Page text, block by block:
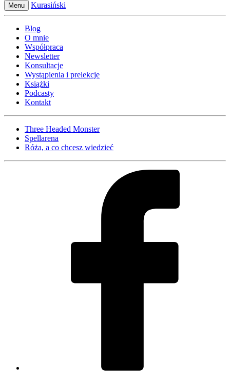
Menu Kurasiński
Blog
O mnie
Współpraca
Newsletter
Konsultacje
Wystąpienia i prelekcje
Książki
Podcasty
Kontakt
Three Headed Monster
Spellarena
Róża, a co chcesz wiedzieć